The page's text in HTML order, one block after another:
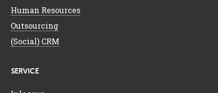
Human Resources
Outsourcing
(Social) CRM
SERVICE